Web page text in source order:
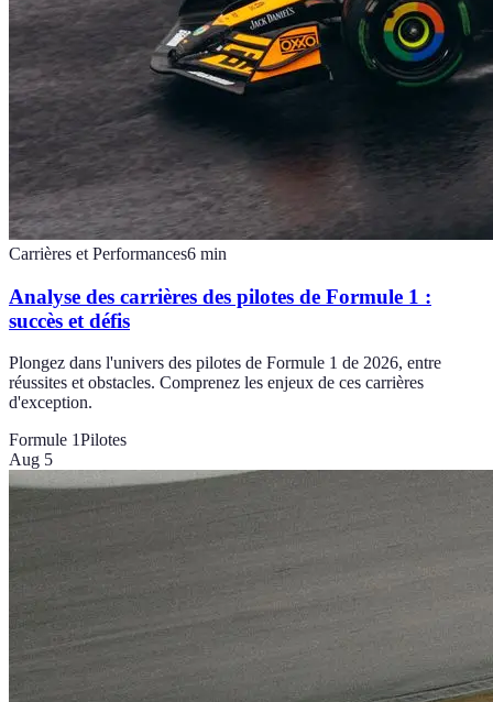
Carrières et Performances6 min
Analyse des carrières des pilotes de Formule 1 :
succès et défis
Plongez dans l'univers des pilotes de Formule 1 de 2026, entre
réussites et obstacles. Comprenez les enjeux de ces carrières
d'exception.
Formule 1Pilotes
Aug 5